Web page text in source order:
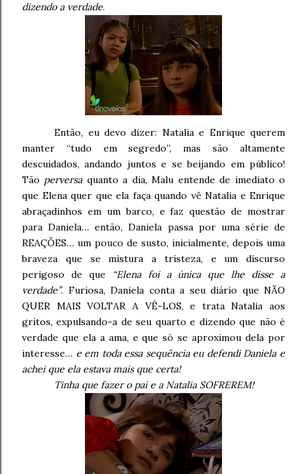
dizendo a verdade.
Então, eu devo dizer: Natalia e Enrique querem
manter “tudo em segredo”, mas são altamente
descuidados, andando juntos e se beijando em público!
Tão perversaquanto a dia, Malu entende de imediato o
que Elena quer que ela faça quando vê Natalia e Enrique
abraçadinhos em um barco, e faz questão de mostrar
para Daniela… então, Daniela passa por uma série de
REAÇÕES… um pouco de susto, inicialmente, depois uma
braveza que se mistura a tristeza, e um discurso
perigoso de que
“Elena foi a única que lhe disse a
verdade”. Furiosa, Daniela conta a seu diário que NÃO
QUER MAIS VOLTAR A VÊ-LOS, e trata Natalia aos
gritos, expulsando-a de seu quarto e dizendo que não é
verdade que ela a ama, e que só se aproximou dela por
interesse… e em toda essa sequência eu defendi Daniela e
achei que ela estava mais que certa!
Tinha que fazer o pai e a Natalia SOFREREM!